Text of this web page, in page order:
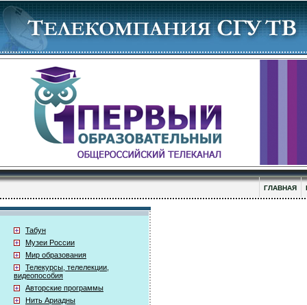
ГЛАВНАЯ
Табун
Музеи России
Мир образования
Телекурсы, телелекции,
видеопособия
Авторские программы
Нить Ариадны